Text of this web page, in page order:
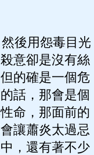
後用怨毒目光
意卻是沒有絲
的確是一個危
話，那會是個
命，那面前的
讓蕭炎太過忌
，還有著不少